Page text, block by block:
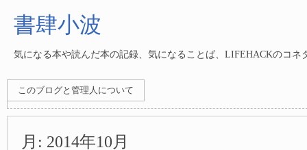
書肆小波
気になる本や読んだ本の記録、気になることば、LIFEHACKのコネ
このブログと管理人について
月: 2014年10月